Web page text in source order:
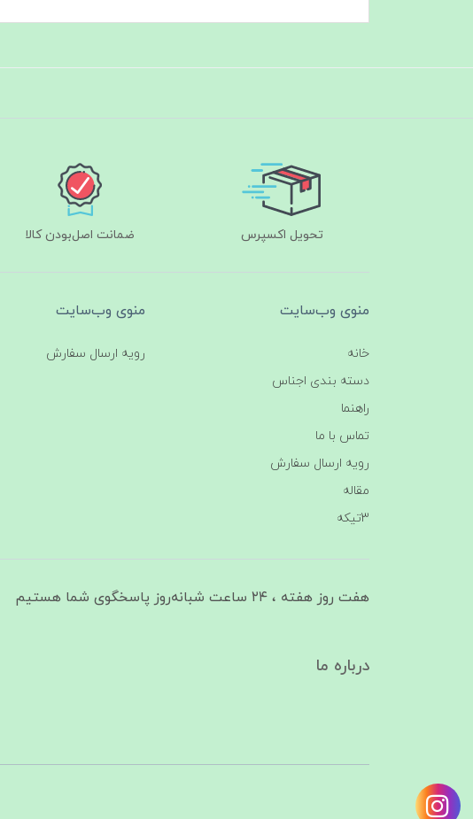
تحویل اکسپرس ضمانت اصل‌بودن کالا
منوی وب‌سایت
خانه
دسته بندی اجناس
راهنما
تماس با ما
رویه ارسال سفارش
مقاله
3تیکه
منوی وب‌سایت
رویه ارسال سفارش
هفت روز هفته ، ۲۴ ساعت شبانه‌روز پاسخگوی شما هستیم
درباره ما